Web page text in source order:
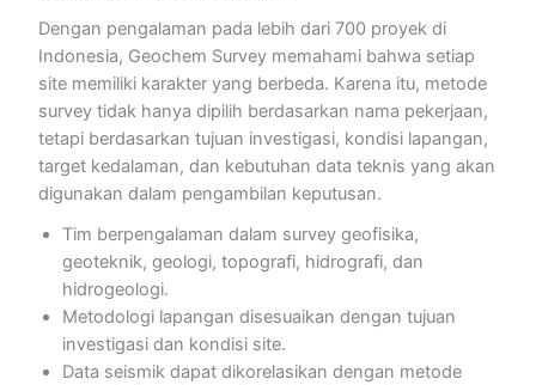
Dengan pengalaman pada lebih dari 700 proyek di
Indonesia, Geochem Survey memahami bahwa setiap
site memiliki karakter yang berbeda. Karena itu, metode
survey tidak hanya dipilih berdasarkan nama pekerjaan,
tetapi berdasarkan tujuan investigasi, kondisi lapangan,
target kedalaman, dan kebutuhan data teknis yang akan
digunakan dalam pengambilan keputusan.
Tim berpengalaman dalam survey geofisika,
geoteknik, geologi, topografi, hidrografi, dan
hidrogeologi.
Metodologi lapangan disesuaikan dengan tujuan
investigasi dan kondisi site.
Data seismik dapat dikorelasikan dengan metode